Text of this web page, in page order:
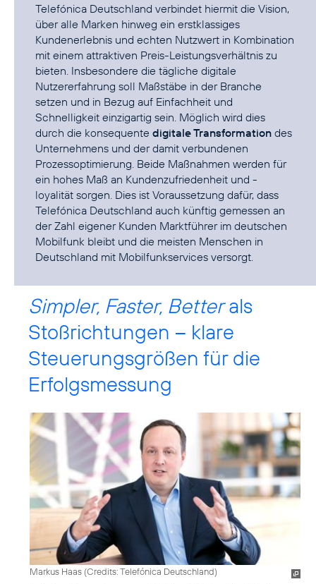
Telefónica Deutschland verbindet hiermit die Vision,
über alle Marken hinweg ein erstklassiges
Kundenerlebnis und echten Nutzwert in Kombination
mit einem attraktiven Preis-Leistungsverhältnis zu
bieten. Insbesondere die tägliche digitale
Nutzererfahrung soll Maßstäbe in der Branche
setzen und in Bezug auf Einfachheit und
Schnelligkeit einzigartig sein. Möglich wird dies
durch die konsequente digitale Transformation des
Unternehmens und der damit verbundenen
Prozessoptimierung. Beide Maßnahmen werden für
ein hohes Maß an Kundenzufriedenheit und -
loyalität sorgen. Dies ist Voraussetzung dafür, dass
Telefónica Deutschland auch künftig gemessen an
der Zahl eigener Kunden Marktführer im deutschen
Mobilfunk bleibt und die meisten Menschen in
Deutschland mit Mobilfunkservices versorgt.
Simpler, Faster, Betterals
Stoßrichtungen – klare
Steuerungsgrößen für die
Erfolgsmessung
Markus Haas (Credits: Telefónica Deutschland)